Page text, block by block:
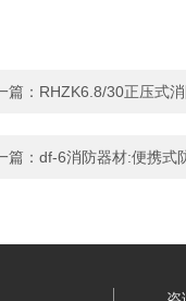
篇： RHZK6.8/30正压式
篇： df-6消防器材:便携式